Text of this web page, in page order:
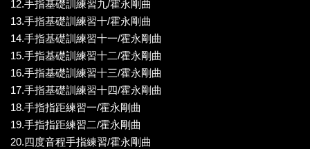
12.手指基礎訓練習九/霍永剛曲
13.手指基礎訓練習十/霍永剛曲
14.手指基礎訓練習十一/霍永剛曲
15.手指基礎訓練習十二/霍永剛曲
16.手指基礎訓練習十三/霍永剛曲
17.手指基礎訓練習十四/霍永剛曲
18.手指指距練習一/霍永剛曲
19.手指指距練習二/霍永剛曲
20.四度音程手指練習/霍永剛曲